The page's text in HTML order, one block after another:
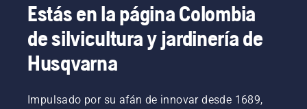
Estás en la página Colombia
de silvicultura y jardinería de
Husqvarna
Impulsado por su afán de innovar desde 1689,